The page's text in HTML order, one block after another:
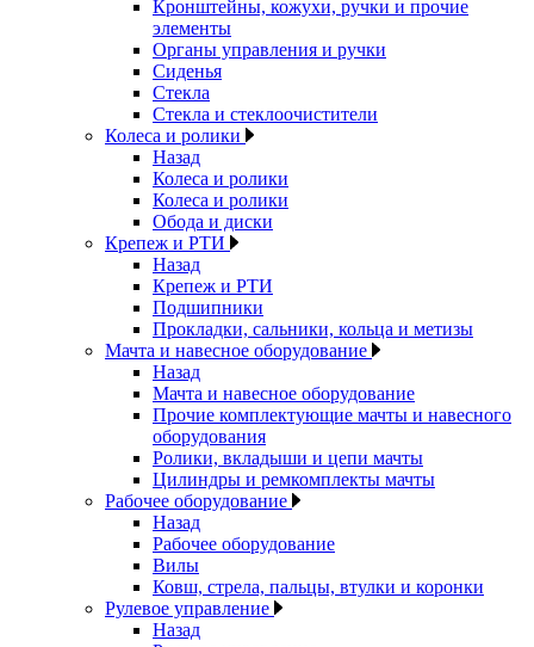
Кронштейны, кожухи, ручки и прочие
элементы
Органы управления и ручки
Сиденья
Стекла
Стекла и стеклоочистители
Колеса и ролики
Назад
Колеса и ролики
Колеса и ролики
Обода и диски
Крепеж и РТИ
Назад
Крепеж и РТИ
Подшипники
Прокладки, сальники, кольца и метизы
Мачта и навесное оборудование
Назад
Мачта и навесное оборудование
Прочие комплектующие мачты и навесного
оборудования
Ролики, вкладыши и цепи мачты
Цилиндры и ремкомплекты мачты
Рабочее оборудование
Назад
Рабочее оборудование
Вилы
Ковш, стрела, пальцы, втулки и коронки
Рулевое управление
Назад